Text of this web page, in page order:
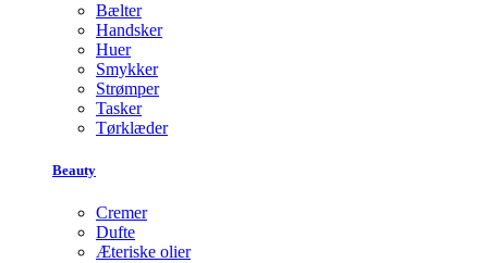
Bælter
Handsker
Huer
Smykker
Strømper
Tasker
Tørklæder
Beauty
Cremer
Dufte
Æteriske olier